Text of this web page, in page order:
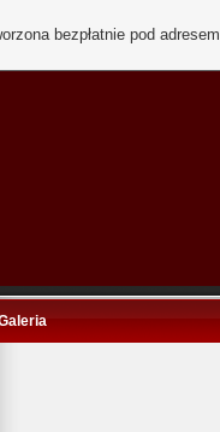
bezpłatnie pod adresem